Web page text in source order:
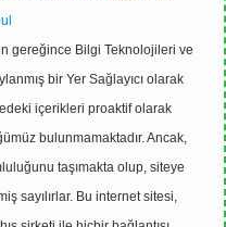
gereğince Bilgi Teknolojileri ve
bir Yer Sağlayıcı olarak
içerikleri proaktif olarak
bulunmamaktadır. Ancak,
taşımakta olup, siteye
sayılırlar. Bu internet sitesi,